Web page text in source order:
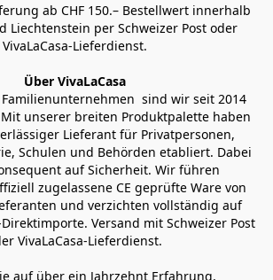
ab CHF 150.– Bestellwert innerhalb
Liechtenstein per Schweizer Post oder
VivaLaCasa-Lieferdienst.
Über VivaLaCasa
sind wir seit 2014
unserer breiten Produktpalette haben
Lieferant für Privatpersonen,
Schulen und Behörden etabliert. Dabei
auf Sicherheit. Wir führen
zugelassene CE geprüfte Ware von
und verzichten vollständig auf
Versand mit Schweizer Post
VivaLaCasa-Lieferdienst.
auf über ein Jahrzehnt Erfahrung,